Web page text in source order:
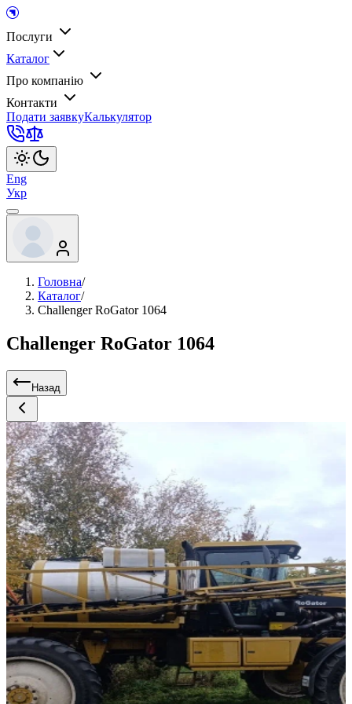
Послуги
Каталог
Про компанію
Контакти
Подати заявкуКалькулятор
Eng
Укр
Головна/
Каталог/
Challenger RoGator 1064
Challenger RoGator 1064
Назад